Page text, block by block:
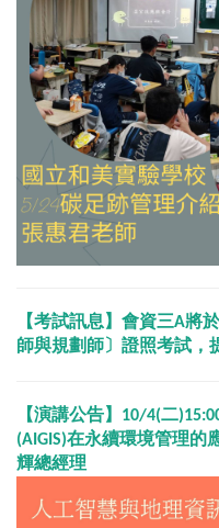
【考試訊息】 會資三A將
師與規劃師〕證照考試，
【演講公告】10/4(二
(AIGIS)在永續環境管理的
輝總經理